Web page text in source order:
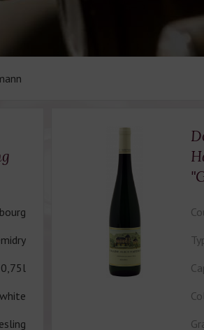
0,75l
white